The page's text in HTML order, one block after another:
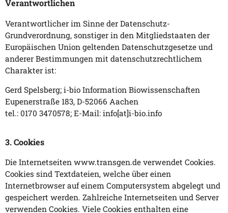
Verantwortlichen
Verantwortlicher im Sinne der Datenschutz-
Grundverordnung, sonstiger in den Mitgliedstaaten der
Europäischen Union geltenden Datenschutzgesetze und
anderer Bestimmungen mit datenschutzrechtlichem
Charakter ist:
Gerd Spelsberg; i-bio Information Biowissenschaften
Eupenerstraße 183, D-52066 Aachen
tel.: 0170 3470578; E-Mail: info[at]i-bio.info
3. Cookies
Die Internetseiten www.transgen.de verwendet Cookies.
Cookies sind Textdateien, welche über einen
Internetbrowser auf einem Computersystem abgelegt und
gespeichert werden. Zahlreiche Internetseiten und Server
verwenden Cookies. Viele Cookies enthalten eine